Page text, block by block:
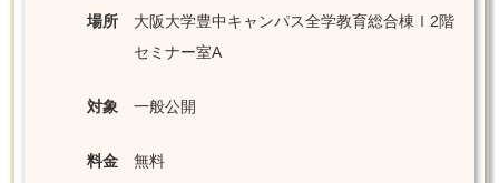
場所
大阪大学豊中キャンパス全学教育総合棟Ⅰ2階
セミナー室A
対象 一般公開
料金 無料